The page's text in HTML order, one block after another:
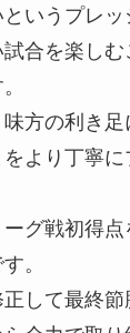
いうプレッ
合を楽し
方の利き
より丁寧
グ戦初得点
。
して最終節